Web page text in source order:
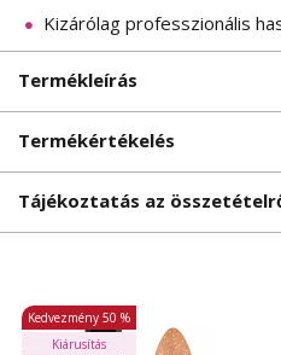
Kizárólag professzionális
Termékleírás
Termékértékelés
Tájékoztatás az
Kedvezmény 50 %
Kiárusítás